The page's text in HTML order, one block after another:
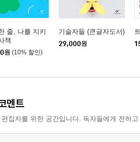
줄, 나를 지키
책
원 (10% 할인)
기술자들 (큰글자도서)
29,000원
멘트
집자를 위한 공간입니다. 독자들에게 전하